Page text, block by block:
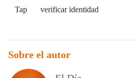
Tap verificar identidad
Sobre el autor